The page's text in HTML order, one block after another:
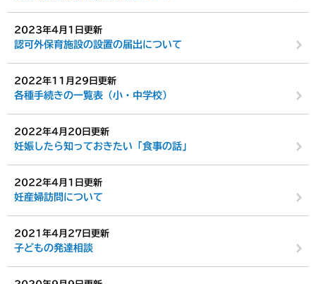
2023年4月1日更新
認可外保育施設の設置の届出について
2022年11月29日更新
各種手続きの一覧表（小・中学校）
2022年4月20日更新
妊娠したら知っておきたい「食事の話」
2022年4月1日更新
妊産婦訪問について
2021年4月27日更新
子どもの発達相談